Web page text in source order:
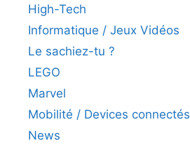
High-Tech
Informatique / Jeux Vidéos
Le sachiez-tu ?
LEGO
Marvel
Mobilité / Devices connectés
News